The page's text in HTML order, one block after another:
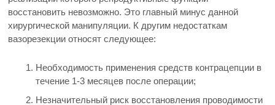
восстановить невозможно. Это главный минус данной
хирургической манипуляции. К другим недостаткам
вазорезекции относят следующее:
Необходимость применения средств контрацепции в
течение 1-3 месяцев после операции;
Незначительный риск восстановления проводимости